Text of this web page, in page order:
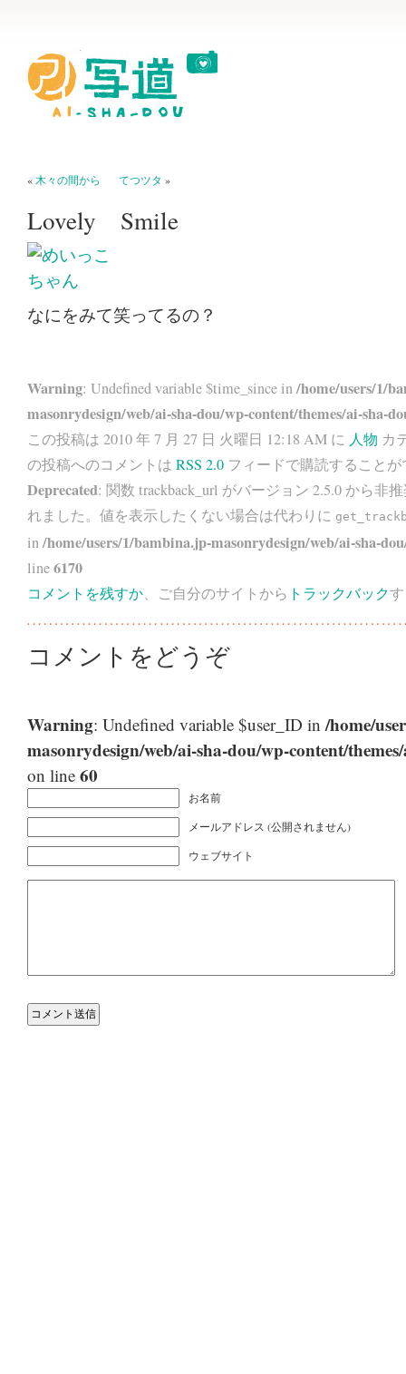
« 木々の間から てつツタ »
Lovely Smile
なにをみて笑ってるの？
Warning: Undefined variable $time_since in/home/users/1/
masonrydesign/web/ai-sha-dou/wp-content/themes/ai-sha-
この投稿は 2010 年 7 月 27 日 火曜日 12:18 AM に 人物 カ
の投稿へのコメントは RSS 2.0 フィードで購読すること
Deprecated: 関数 trackback_url がバージョン 2.5.0 から非
れました。値を表示したくない場合は代わりに
in/home/users/1/bambina.jp-masonrydesign/web/ai-sha-
line6170
コメントを残すか、ご自分のサイトから トラックバック
コメントをどうぞ
Warning: Undefined variable $user_ID in/home/
masonrydesign/web/ai-sha-dou/wp-content/
on line 60
お名前
メールアドレス (公開されません)
ウェブサイト